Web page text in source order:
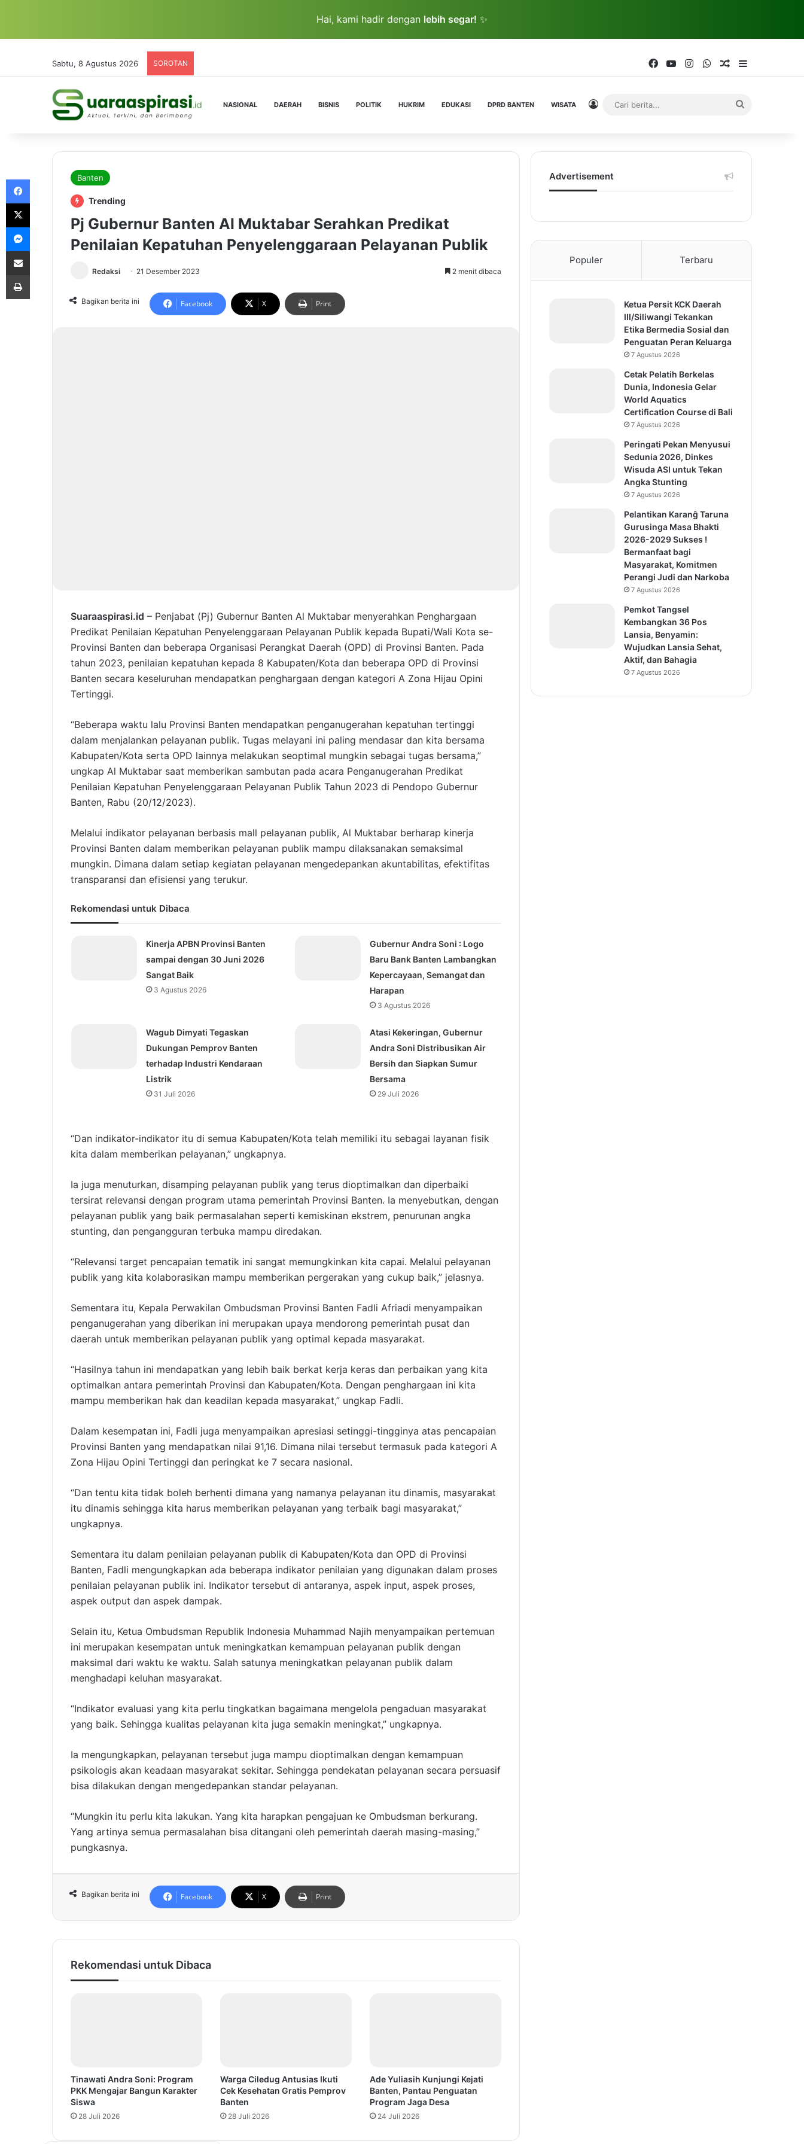
Hai, kami hadir dengan lebih segar! ✨
Sabtu, 8 Agustus 2026 SOROTAN FacebookYouTubeInstagramWhatsAppRandom Article
NASIONAL DAERAH BISNIS POLITIK HUKRIM EDUKASI DPRD BANTEN WISATA Log In
Banten
Trending
Pj Gubernur Banten Al Muktabar Serahkan Predikat
Penilaian Kepatuhan Penyelenggaraan Pelayanan Publik
Redaksi 21 Desember 2023 2 menit dibaca
Bagikan berita ini Facebook X Print
Suaraaspirasi.id – Penjabat (Pj) Gubernur Banten Al Muktabar menyerahkan Penghargaan
Predikat Penilaian Kepatuhan Penyelenggaraan Pelayanan Publik kepada Bupati/Wali Kota se-
Provinsi Banten dan beberapa Organisasi Perangkat Daerah (OPD) di Provinsi Banten. Pada
tahun 2023, penilaian kepatuhan kepada 8 Kabupaten/Kota dan beberapa OPD di Provinsi
Banten secara keseluruhan mendapatkan penghargaan dengan kategori A Zona Hijau Opini
Tertinggi.
“Beberapa waktu lalu Provinsi Banten mendapatkan penganugerahan kepatuhan tertinggi
dalam menjalankan pelayanan publik. Tugas melayani ini paling mendasar dan kita bersama
Kabupaten/Kota serta OPD lainnya melakukan seoptimal mungkin sebagai tugas bersama,”
ungkap Al Muktabar saat memberikan sambutan pada acara Penganugerahan Predikat
Penilaian Kepatuhan Penyelenggaraan Pelayanan Publik Tahun 2023 di Pendopo Gubernur
Banten, Rabu (20/12/2023).
Melalui indikator pelayanan berbasis mall pelayanan publik, Al Muktabar berharap kinerja
Provinsi Banten dalam memberikan pelayanan publik mampu dilaksanakan semaksimal
mungkin. Dimana dalam setiap kegiatan pelayanan mengedepankan akuntabilitas, efektifitas
transparansi dan efisiensi yang terukur.
Rekomendasi untuk Dibaca
Kinerja APBN Provinsi Banten
sampai dengan 30 Juni 2026
Sangat Baik
3 Agustus 2026
Gubernur Andra Soni : Logo
Baru Bank Banten Lambangkan
Kepercayaan, Semangat dan
Harapan
3 Agustus 2026
Wagub Dimyati Tegaskan
Dukungan Pemprov Banten
terhadap Industri Kendaraan
Listrik
31 Juli 2026
Atasi Kekeringan, Gubernur
Andra Soni Distribusikan Air
Bersih dan Siapkan Sumur
Bersama
29 Juli 2026
“Dan indikator-indikator itu di semua Kabupaten/Kota telah memiliki itu sebagai layanan fisik
kita dalam memberikan pelayanan,” ungkapnya.
Ia juga menuturkan, disamping pelayanan publik yang terus dioptimalkan dan diperbaiki
tersirat relevansi dengan program utama pemerintah Provinsi Banten. Ia menyebutkan, dengan
pelayanan publik yang baik permasalahan seperti kemiskinan ekstrem, penurunan angka
stunting, dan pengangguran terbuka mampu diredakan.
“Relevansi target pencapaian tematik ini sangat memungkinkan kita capai. Melalui pelayanan
publik yang kita kolaborasikan mampu memberikan pergerakan yang cukup baik,” jelasnya.
Sementara itu, Kepala Perwakilan Ombudsman Provinsi Banten Fadli Afriadi menyampaikan
penganugerahan yang diberikan ini merupakan upaya mendorong pemerintah pusat dan
daerah untuk memberikan pelayanan publik yang optimal kepada masyarakat.
“Hasilnya tahun ini mendapatkan yang lebih baik berkat kerja keras dan perbaikan yang kita
optimalkan antara pemerintah Provinsi dan Kabupaten/Kota. Dengan penghargaan ini kita
mampu memberikan hak dan keadilan kepada masyarakat,” ungkap Fadli.
Dalam kesempatan ini, Fadli juga menyampaikan apresiasi setinggi-tingginya atas pencapaian
Provinsi Banten yang mendapatkan nilai 91,16. Dimana nilai tersebut termasuk pada kategori A
Zona Hijau Opini Tertinggi dan peringkat ke 7 secara nasional.
“Dan tentu kita tidak boleh berhenti dimana yang namanya pelayanan itu dinamis, masyarakat
itu dinamis sehingga kita harus memberikan pelayanan yang terbaik bagi masyarakat,”
ungkapnya.
Sementara itu dalam penilaian pelayanan publik di Kabupaten/Kota dan OPD di Provinsi
Banten, Fadli mengungkapkan ada beberapa indikator penilaian yang digunakan dalam proses
penilaian pelayanan publik ini. Indikator tersebut di antaranya, aspek input, aspek proses,
aspek output dan aspek dampak.
Selain itu, Ketua Ombudsman Republik Indonesia Muhammad Najih menyampaikan pertemuan
ini merupakan kesempatan untuk meningkatkan kemampuan pelayanan publik dengan
maksimal dari waktu ke waktu. Salah satunya meningkatkan pelayanan publik dalam
menghadapi keluhan masyarakat.
“Indikator evaluasi yang kita perlu tingkatkan bagaimana mengelola pengaduan masyarakat
yang baik. Sehingga kualitas pelayanan kita juga semakin meningkat,” ungkapnya.
Ia mengungkapkan, pelayanan tersebut juga mampu dioptimalkan dengan kemampuan
psikologis akan keadaan masyarakat sekitar. Sehingga pendekatan pelayanan secara persuasif
bisa dilakukan dengan mengedepankan standar pelayanan.
“Mungkin itu perlu kita lakukan. Yang kita harapkan pengajuan ke Ombudsman berkurang.
Yang artinya semua permasalahan bisa ditangani oleh pemerintah daerah masing-masing,”
pungkasnya.
Bagikan berita ini Facebook X Print
Rekomendasi untuk Dibaca
Tinawati Andra Soni: Program
PKK Mengajar Bangun Karakter
Siswa
28 Juli 2026
Warga Ciledug Antusias Ikuti
Cek Kesehatan Gratis Pemprov
Banten
28 Juli 2026
Ade Yuliasih Kunjungi Kejati
Banten, Pantau Penguatan
Program Jaga Desa
24 Juli 2026
Advertisement
Populer Terbaru
Ketua Persit KCK Daerah
III/Siliwangi Tekankan
Etika Bermedia Sosial dan
Penguatan Peran Keluarga
7 Agustus 2026
Cetak Pelatih Berkelas
Dunia, Indonesia Gelar
World Aquatics
Certification Course di Bali
7 Agustus 2026
Peringati Pekan Menyusui
Sedunia 2026, Dinkes
Wisuda ASI untuk Tekan
Angka Stunting
7 Agustus 2026
Pelantikan Karanĝ Taruna
Gurusinga Masa Bhakti
2026-2029 Sukses !
Bermanfaat bagi
Masyarakat, Komitmen
Perangi Judi dan Narkoba
7 Agustus 2026
Pemkot Tangsel
Kembangkan 36 Pos
Lansia, Benyamin:
Wujudkan Lansia Sehat,
Aktif, dan Bahagia
7 Agustus 2026
Messenger